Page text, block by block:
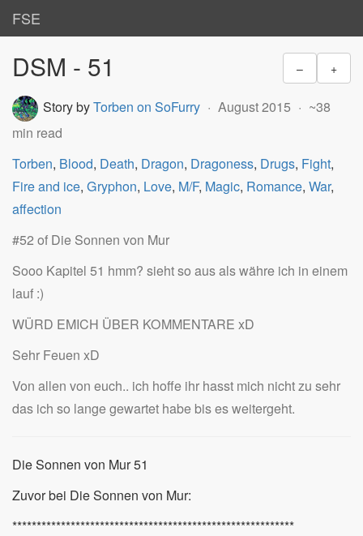
FSE
– +
DSM - 51
Story byTorben on SoFurry August 2015
~38
min read
Torben, Blood, Death, Dragon, Dragoness, Drugs, Fight,
Fire and ice, Gryphon, Love, M/F, Magic, Romance, War,
affection
#52 of Die Sonnen von Mur
Sooo Kapitel 51 hmm? sieht so aus als währe ich in einem
lauf :)
WÜRD EMICH ÜBER KOMMENTARE xD
Sehr Feuen xD
Von allen von euch.. ich hoffe ihr hasst mich nicht zu sehr
das ich so lange gewartet habe bis es weitergeht.
Die Sonnen von Mur 51
Zuvor bei Die Sonnen von Mur:
**********************************************************